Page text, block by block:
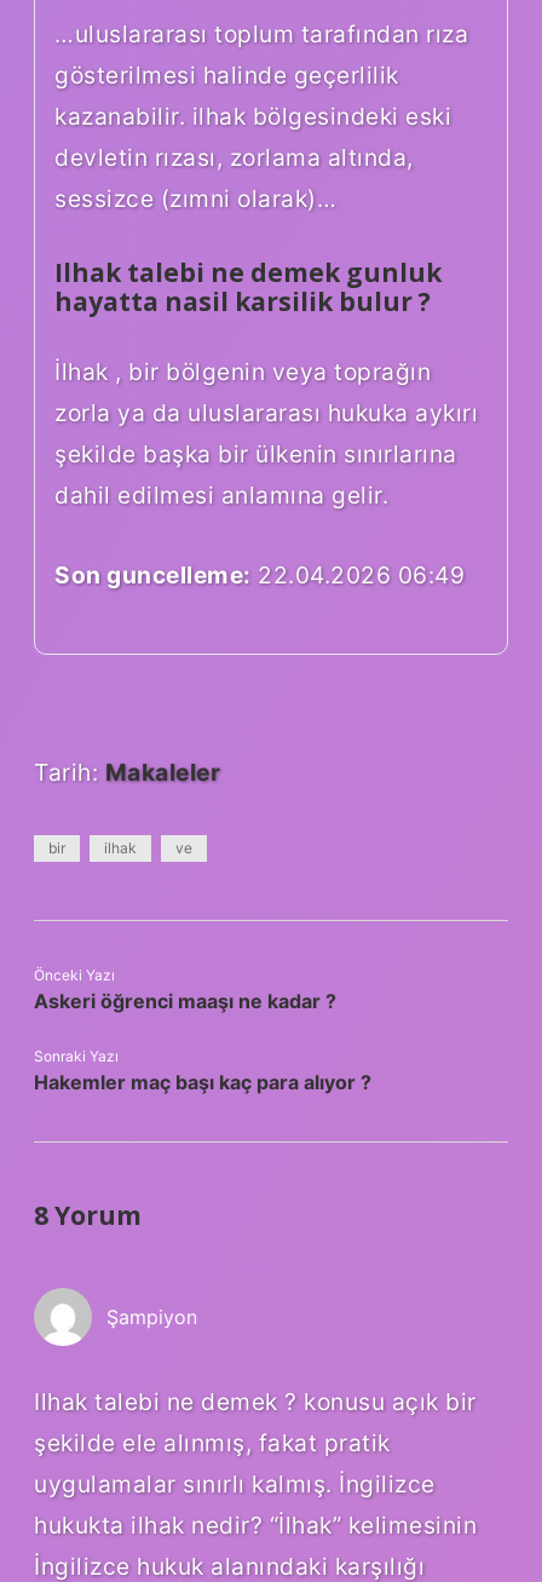
…uluslararası toplum tarafından rıza
gösterilmesi halinde geçerlilik
kazanabilir. ilhak bölgesindeki eski
devletin rızası, zorlama altında,
sessizce (zımni olarak)…
Ilhak talebi ne demek gunluk
hayatta nasil karsilik bulur ?
İlhak , bir bölgenin veya toprağın
zorla ya da uluslararası hukuka aykırı
şekilde başka bir ülkenin sınırlarına
dahil edilmesi anlamına gelir.
Son guncelleme: 22.04.2026 06:49
Tarih: Makaleler
bir ilhak ve
Önceki Yazı
Askeri öğrenci maaşı ne kadar ?
Sonraki Yazı
Hakemler maç başı kaç para alıyor ?
8 Yorum
Şampiyon
Ilhak talebi ne demek ? konusu açık bir
şekilde ele alınmış, fakat pratik
uygulamalar sınırlı kalmış. İngilizce
hukukta ilhak nedir? “İlhak” kelimesinin
İngilizce hukuk alanındaki karşılığı